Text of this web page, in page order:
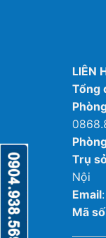
LIÊN
Tổng
Trụ
Nội
Email
Mã